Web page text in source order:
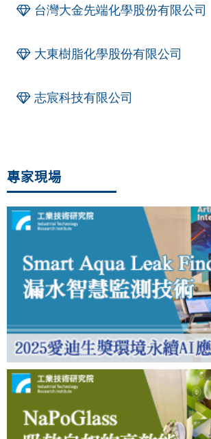
台灣大金先端化學股份有限公司
大東樹脂化學股份有限公司
志宸科技有限公司
專家現場